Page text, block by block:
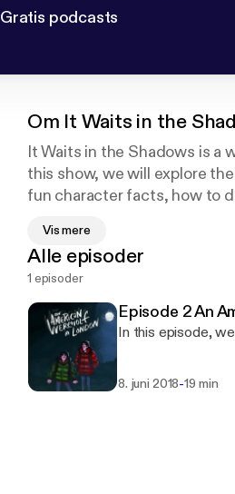
Gratis podcasts
Om It Waits in the
It Waits in the Shadows is a
this show, we will explore
fun character facts, how to
Vis mere
Alle episoder
1 episoder
Episode 2 An
In this episode,
8. juni 2018-19 min